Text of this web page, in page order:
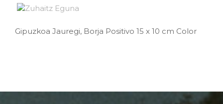
Gipuzkoa Jauregi, Borja Positivo 15 x 10 cm Color